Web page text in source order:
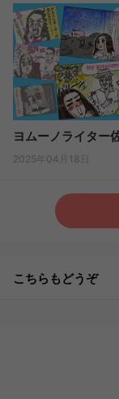
ヨムーノライター
2025年04月18日
こちらもどうぞ